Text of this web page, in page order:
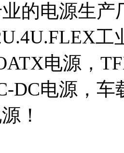
的电源生产
工
电源，
DC电源，
！